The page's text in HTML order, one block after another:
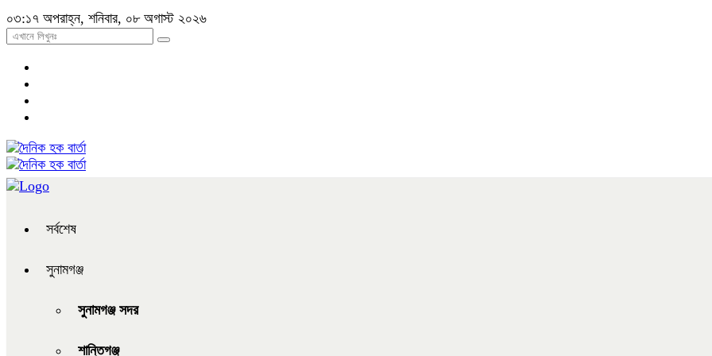
০৩:১৭ অপরাহ্ন, শনিবার, ০৮ অগাস্ট ২০২৬
সর্বশেষ
সুনামগঞ্জ
সুনামগঞ্জ সদর
শান্তিগঞ্জ